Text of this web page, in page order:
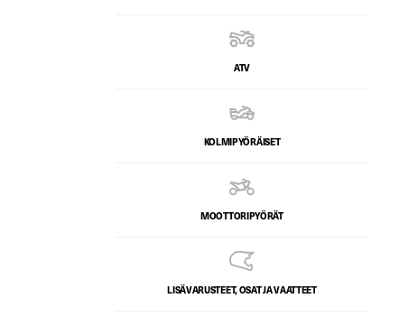
ATV
KOLMIPYÖRÄISET
MOOTTORIPYÖRÄT
LISÄVARUSTEET, OSAT JA VAATTEET